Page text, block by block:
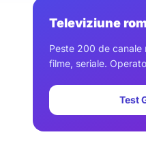
Televiziune
Peste 200 de canale
filme, seriale.
Test